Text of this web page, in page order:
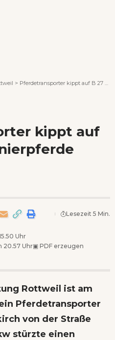
> Pferdetransporter kippt auf B 27 um – Turnierpferde verletzt
kippt auf
Uhr
20.57 Uhr▣ PDF erzeugen
Lesezeit 5 Min.
Rottweil ist am
Pferdetransporter
von der Straße
stürzte einen